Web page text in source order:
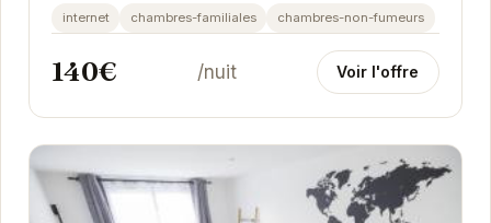
internet chambres-familiales chambres-non-fumeurs
140€ /nuit Voir l'offre